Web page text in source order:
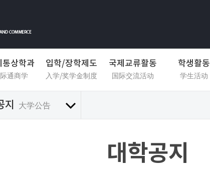
통상학과
通商学
입학/장학제도
入学/奖学金制度
국제교류활동
国际交流活动
학생활동
学生活动
지 大学公告
대학공지